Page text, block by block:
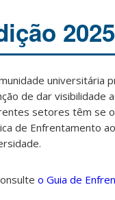
2025
universitária
de dar visibilidade
setores têm se
de Enfrentamento
o Guia de